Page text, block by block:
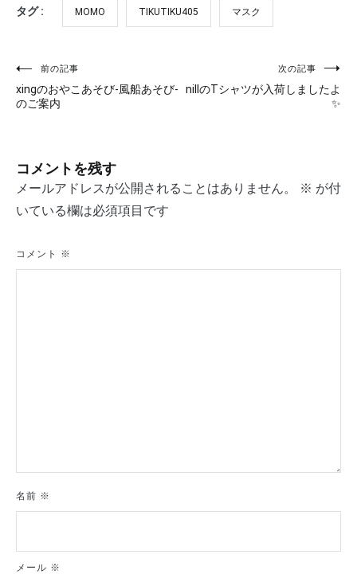
タグ : MOMO TIKUTIKU405 マスク
投
稿
ビ
ゲ
ー
シ
ョ
前の記事
xingのおやこあそび-風船あそび-
のご案内
次の記事
nillのTシャツが入荷しましたよ
✨
コメントを残す
メールアドレスが公開されることはありません。 ※ が付
いている欄は必須項目です
コメント ※
名前 ※
メール ※